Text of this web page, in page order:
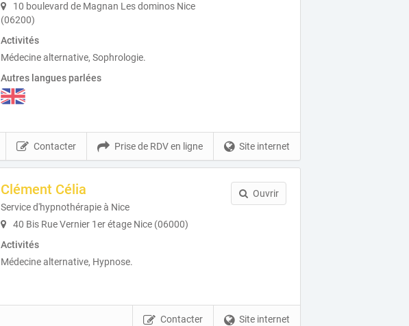
10 boulevard de Magnan Les dominos Nice
(06200)
Activités
Médecine alternative, Sophrologie.
Autres langues parlées
Site internet
Prise de RDV en ligne
Contacter
Clément Célia
Service d'hypnothérapie à Nice
40 Bis Rue Vernier 1er étage Nice (06000)
Activités
Médecine alternative, Hypnose.
Ouvrir
Site internet
Contacter